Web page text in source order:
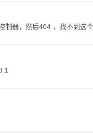
制器，然后404 ，找不到这